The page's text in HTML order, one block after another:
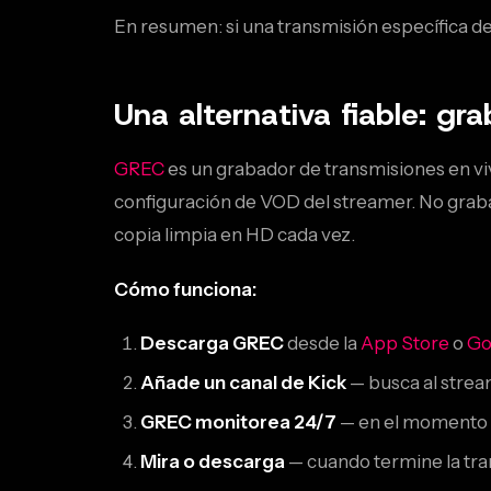
En resumen: si una transmisión específica
Una alternativa fiable:
GRECes un grabador de transmisiones en
configuración de VOD del streamer. No
copia limpia en HD cada vez.
Cómo funciona:
Descarga GRECdesde laApp Store o
Añade un canal de Kick — busca al
GREC monitorea 24/7 — en el momento
Mira o descarga — cuando termine la